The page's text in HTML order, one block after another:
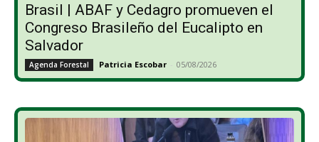
Brasil | ABAF y Cedagro promueven el
Congreso Brasileño del Eucalipto en
Salvador
Agenda Forestal Patricia Escobar - 05/08/2026